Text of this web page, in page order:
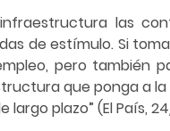
las
de estímulo. Si
pero también
que ponga a
plazo” (El País,